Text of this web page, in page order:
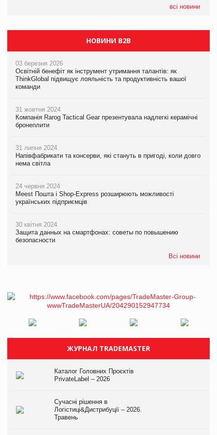
всі новини
НОВИНИ B2B
03 березня 2026
Освітній бенефіт як інструмент утримання талантів: як
ThinkGlobal підвищує лояльність та продуктивність вашої
команди
31 жовтня 2024
Компанія Rarog Tactical Gear презентувала надлегкі керамічні
бронеплити
31 липня 2024
Напівфабрикати та консерви, які стануть в пригоді, коли довго
нема світла
24 червня 2024
Meest Пошта і Shop-Express розширюють можливості
українських підприємців
30 квітня 2024
Защита данных на смартфонах: советы по повышению
безопасности
Всі новини
ЖУРНАЛ TRADEMASTER
Каталог Головних Проєктів
PrivateLabel – 2026
Сучасні рішення в
Логістиці&Дистрибуції – 2026.
Травень